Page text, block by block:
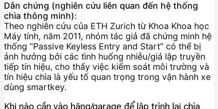
Dẫn chứng (nghiên cứu liên quan đến hệ thống
chìa thông minh):
Theo nghiên cứu của ETH Zurich từ Khoa Khoa học
Máy tính, năm 2011, nhóm tác giả đã chứng minh hệ
thống “Passive Keyless Entry and Start” có thể bị
ảnh hưởng bởi các tình huống nhiễu/giả lập truyền
tiếp tín hiệu, cho thấy việc kiểm soát môi trường và
tín hiệu chìa là yếu tố quan trọng trong vận hành xe
dùng smartkey.
Khi nào cần vào hãng/garage để lập trình lại chìa